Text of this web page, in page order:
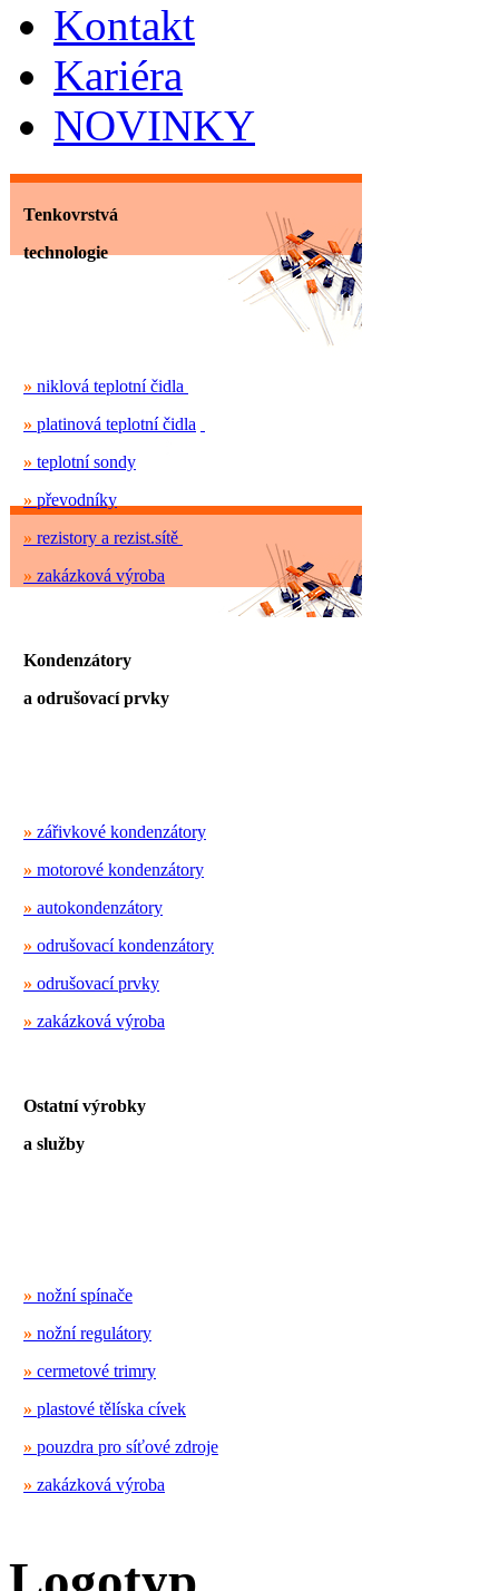
Kontakt
Kariéra
NOVINKY
Tenkovrstvá
technologie
» niklová teplotní čidla
» platinová teplotní čidla
» teplotní sondy
» převodníky
» rezistory a rezist.sítě
» zakázková výroba
Kondenzátory
a odrušovací prvky
» zářivkové kondenzátory
» motorové kondenzátory
» autokondenzátory
» odrušovací kondenzátory
» odrušovací prvky
» zakázková výroba
Ostatní výrobky
a služby
» nožní spínače
» nožní regulátory
» cermetové trimry
» plastové tělíska cívek
» pouzdra pro síťové zdroje
» zakázková výroba